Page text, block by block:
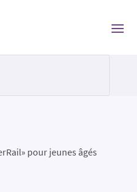
pour jeunes âgés